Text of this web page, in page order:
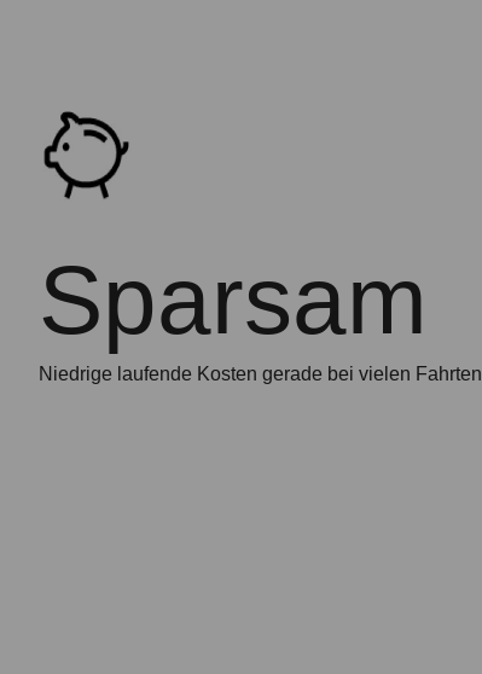
Sparsam
Niedrige laufende Kosten gerade bei vielen